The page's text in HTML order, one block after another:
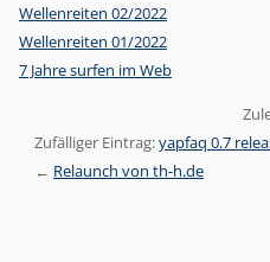
Wellenreiten 02/2022
Wellenreiten 01/2022
7 Jahre surfen im Web
Zufälliger Eintrag:yapfaq 0.7
Relaunch von th-h.de